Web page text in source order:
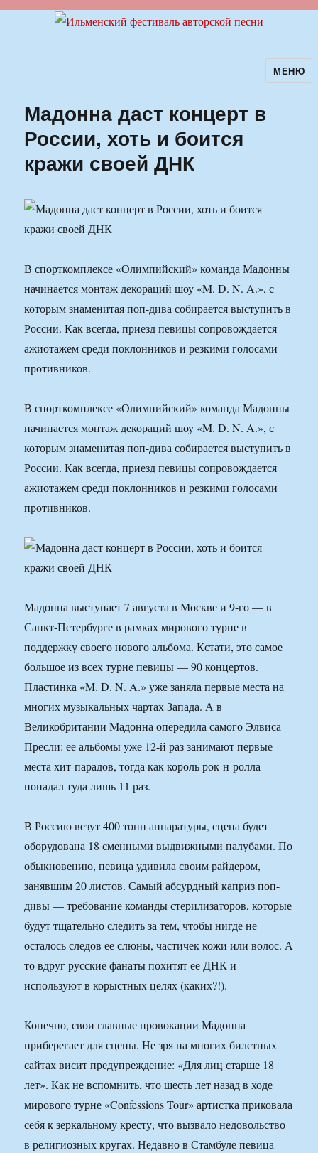
Ильменский фестиваль авторскойМЕНЮ
Мадонна даст концерт в
России, хоть и боится
кражи своей ДНК
В спорткомплексе «Олимпийский» команда Мадонны
начинается монтаж декораций шоу «M. D. N. A.», с
которым знаменитая поп-дива собирается выступить в
России. Как всегда, приезд певицы сопровождается
ажиотажем среди поклонников и резкими голосами
противников.
В спорткомплексе «Олимпийский» команда Мадонны
начинается монтаж декораций шоу «M. D. N. A.», с
которым знаменитая поп-дива собирается выступить в
России. Как всегда, приезд певицы сопровождается
ажиотажем среди поклонников и резкими голосами
противников.
Мадонна выступает 7 августа в Москве и 9-го — в
Санкт-Петербурге в рамках мирового турне в
поддержку своего нового альбома. Кстати, это самое
большое из всех турне певицы — 90 концертов.
Пластинка «M. D. N. A.» уже заняла первые места на
многих музыкальных чартах Запада. А в
Великобритании Мадонна опередила самого Элвиса
Пресли: ее альбомы уже 12-й раз занимают первые
места хит-парадов, тогда как король рок-н-ролла
попадал туда лишь 11 раз.
В Россию везут 400 тонн аппаратуры, сцена будет
оборудована 18 сменными выдвижными палубами. По
обыкновению, певица удивила своим райдером,
занявшим 20 листов. Самый абсурдный каприз поп-
дивы — требование команды стерилизаторов, которые
будут тщательно следить за тем, чтобы нигде не
осталось следов ее слюны, частичек кожи или волос. А
то вдруг русские фанаты похитят ее ДНК и
используют в корыстных целях (каких?!).
Конечно, свои главные провокации Мадонна
приберегает для сцены. Не зря на многих билетных
сайтах висит предупреждение: «Для лиц старше 18
лет». Как не вспомнить, что шесть лет назад в ходе
мирового турне «Confessions Tour» артистка приковала
себя к зеркальному кресту, что вызвало недовольство
в религиозных кругах. Недавно в Стамбуле певица